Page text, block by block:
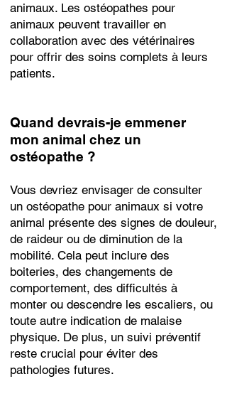
animaux. Les ostéopathes pour
animaux peuvent travailler en
collaboration avec des vétérinaires
pour offrir des soins complets à leurs
patients.
Quand devrais-je emmener
mon animal chez un
ostéopathe ?
Vous devriez envisager de consulter
un ostéopathe pour animaux si votre
animal présente des signes de douleur,
de raideur ou de diminution de la
mobilité. Cela peut inclure des
boiteries, des changements de
comportement, des difficultés à
monter ou descendre les escaliers, ou
toute autre indication de malaise
physique. De plus, un suivi préventif
reste crucial pour éviter des
pathologies futures.